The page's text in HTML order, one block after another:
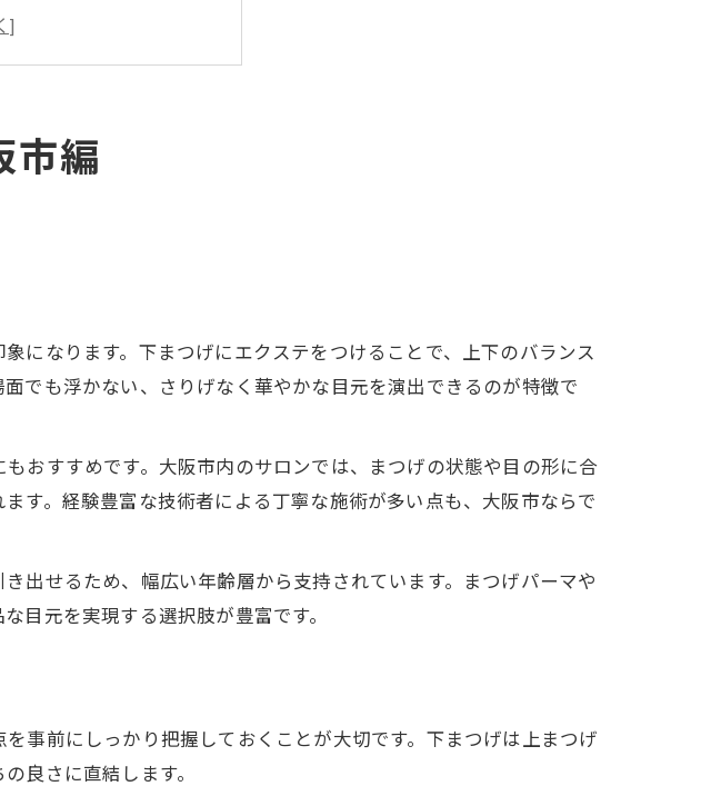
ツエク事情まとめ
リアルな口コミ紹介
の魅力に迫る
注目される理由
せる秘訣とは
良くする秘訣解説
ク下まつげケア法
良いサロン選び
ザインが人気か解説
デザインの選び方
ン別メリット比較
市編
になります。下まつげにエクステをつけることで、上下のバランス
でも浮かない、さりげなく華やかな目元を演出できるのが特徴で
おすすめです。大阪市内のサロンでは、まつげの状態や目の形に合
す。経験豊富な技術者による丁寧な施術が多い点も、大阪市ならで
出せるため、幅広い年齢層から支持されています。まつげパーマや
目元を実現する選択肢が豊富です。
事前にしっかり把握しておくことが大切です。下まつげは上まつげ
良さに直結します。